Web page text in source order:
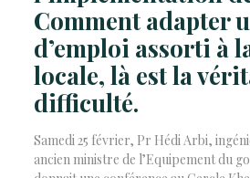
Comment adapter
d’emploi assorti à
locale, là est la
difficulté.
Samedi 25 février, Pr Hédi Arbi,
ancien ministre de l’Equipement du